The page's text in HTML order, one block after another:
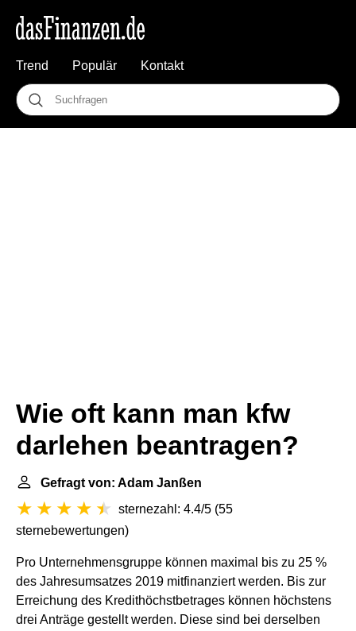
Trend Populär Kontakt
Wie oft kann man kfw
darlehen beantragen?
Gefragt von: Adam Janßen
sternezahl: 4.4/5 (55
sternebewertungen)
Pro Unternehmensgruppe können maximal bis zu 25 %
des Jahresumsatzes 2019 mitfinanziert werden. Bis zur
Erreichung des Kredithöchstbetrages können höchstens
drei Anträge gestellt werden. Diese sind bei derselben